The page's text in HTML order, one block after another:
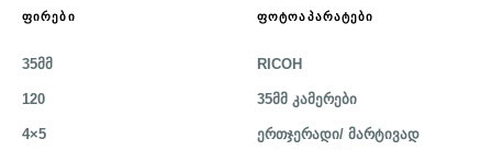
ᲤᲘᲠᲔᲑᲘ
35მმ
120
4×5
ᲤᲝᲢᲝᲐᲞᲐᲠᲐᲢᲔᲑᲘ
RICOH
35მმ კამერები
ერთჯერადი/ მარტივად